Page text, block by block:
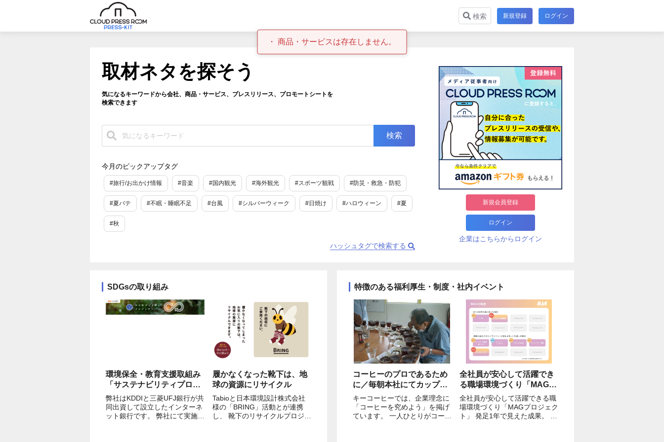
検索 新規登録 ログイン
取材ネタを探そう
気になるキーワードから会社、商品・サービス、プレスリリース、プロモートシートを
検索できます
今月のピックアップタグ
#旅行/お出かけ情報 #音楽 #国内観光 #海外観光 #スポーツ観戦 #防災・救急・防犯
#夏バテ #不眠・睡眠不足 #台風 #シルバーウィーク #日焼け #ハロウィーン #夏
#秋
ハッシュタグで検索する
商品・サービスは存在しません。
新規会員登録
ログイン
企業はこちらからログイン
SDGsの取り組み
環境保全・教育支援取組み
「サステナビリティプロジ
ェクト」のご紹介
弊社はKDDIと三菱UFJ銀行が共
同出資して設立したインターネ
ット銀行です。 弊社にて実施を
履かなくなった靴下は、地
球の資源にリサイクル
Tabioと日本環境設計株式会社
様の「BRING」活動とが連携
し、 靴下のリサイクルプロジェ
特徴のある福利厚生・制度・社内イベント
コーヒーのプロであるため
に／毎朝本社にてカップテ
スト（飲み比べ）を実施
キーコーヒーでは、企業理念に
「コーヒーを究めよう」を掲げ
ています。 一人ひとりがコーヒ
全社員が安心して活躍でき
る職場環境づくり「MAGプ
ロジェクト」 発足1年で見
えた成果。 社員の意見と共
感をもとに始まった取り組
全社員が安心して活躍できる職
場環境づくり「MAGプロジェク
ト」 発足1年で見えた成果。 社